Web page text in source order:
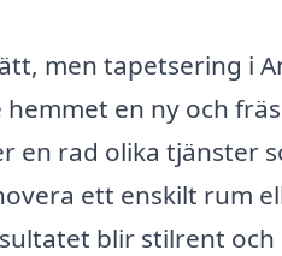
men tapetsering i
en ny och
en rad olika tjänster
ett enskilt rum
blir stilrent